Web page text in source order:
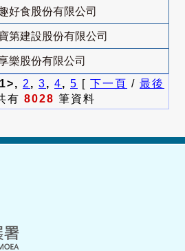
好食股份有限公司
第建設股份有限公司
樂股份有限公司
2 , 3, 4, 5 [ 下一頁 / 最後
有 8028 筆資料